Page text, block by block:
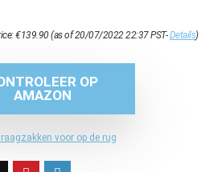
€139.90(as of 20/07/2022 22:37 PST-Details)
OP
AMAZON
voor op de rug